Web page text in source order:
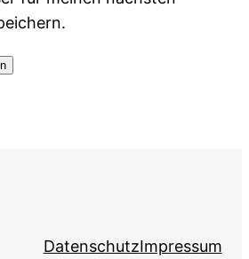
DatenschutzImpressum